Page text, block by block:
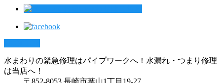
水まわりの緊急修理はパイプワークへ！水漏れ・つまり修理
は当店へ！